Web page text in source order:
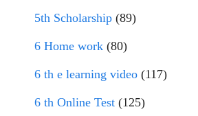
5th Scholarship (89)
6 Home work (80)
6 th e learning video (117)
6 th Online Test (125)